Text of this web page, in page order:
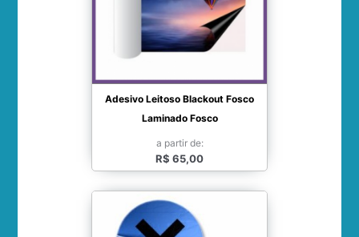
Adesivo Leitoso Blackout Fosco
Laminado Fosco
a partir de:
R$ 65,00